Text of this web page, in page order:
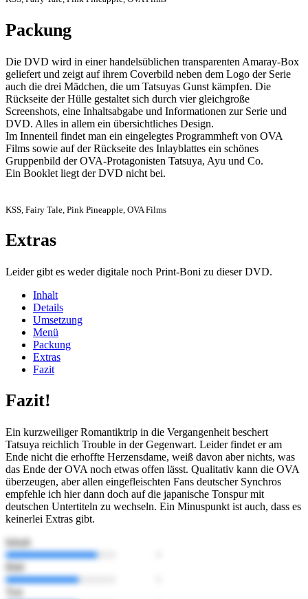
Packung
Die DVD wird in einer handelsüblichen transparenten Amaray-Box
geliefert und zeigt auf ihrem Coverbild neben dem Logo der Serie
auch die drei Mädchen, die um Tatsuyas Gunst kämpfen. Die
Rückseite der Hülle gestaltet sich durch vier gleichgroße
Screenshots, eine Inhaltsabgabe und Informationen zur Serie und
DVD. Alles in allem ein übersichtliches Design.
Im Innenteil findet man ein eingelegtes Programmheft von OVA
Films sowie auf der Rückseite des Inlayblattes ein schönes
Gruppenbild der OVA-Protagonisten Tatsuya, Ayu und Co.
Ein Booklet liegt der DVD nicht bei.
KSS, Fairy Tale, Pink Pineapple, OVA Films
Extras
Leider gibt es weder digitale noch Print-Boni zu dieser DVD.
Inhalt
Details
Umsetzung
Menü
Packung
Extras
Fazit
Fazit!
Ein kurzweiliger Romantiktrip in die Vergangenheit beschert
Tatsuya reichlich Trouble in der Gegenwart. Leider findet er am
Ende nicht die erhoffte Herzensdame, weiß davon aber nichts, was
das Ende der OVA noch etwas offen lässt. Qualitativ kann die OVA
überzeugen, aber allen eingefleischten Fans deutscher Synchros
empfehle ich hier dann doch auf die japanische Tonspur mit
deutschen Untertiteln zu wechseln. Ein Minuspunkt ist auch, dass es
keinerlei Extras gibt.
Inhalt
Bild
Ton